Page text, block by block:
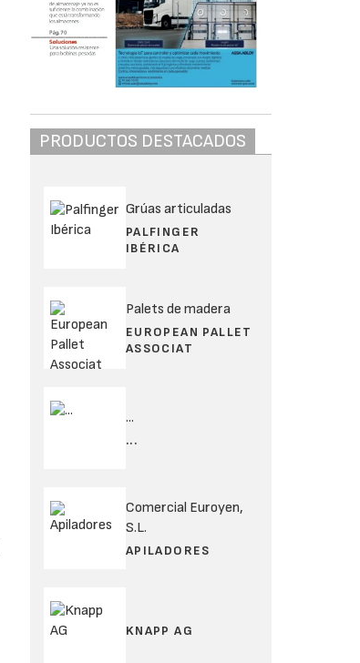
PRODUCTOS DESTACADOS
Grúas articuladas
PALFINGER
IBÉRICA
Palets de madera
EUROPEAN PALLET
ASSOCIAT
...
...
Comercial Euroyen,
S.L.
APILADORES
KNAPP AG